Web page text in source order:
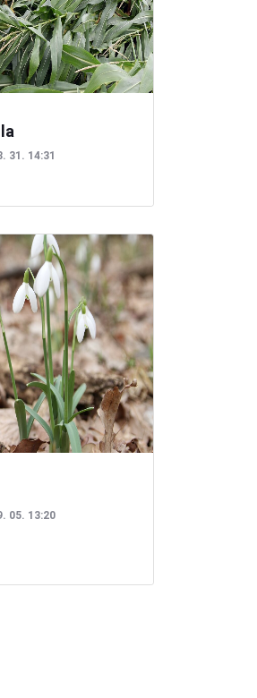
31. 14:31
05. 13:20